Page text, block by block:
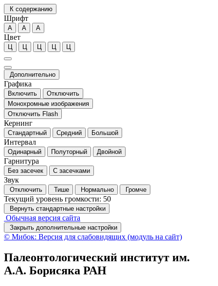
К содержанию
Шрифт
А А А
Цвет
Ц Ц Ц Ц Ц
Дополнительно
Графика
Включить
Отключить
Монохромные изображения
Отключить Flash
Кернинг
Стандартный Средний Большой
Интервал
Одинарный Полуторный Двойной
Гарнитура
Без засечек С засечками
Звук
Отключить Тише Нормально Громче
Текущий уровень громкости: 50
Вернуть стандартные настройки
Обычная версия сайта
Закрыть дополнительные настройки
© Мибок: Версия для слабовидящих (модуль на сайт)
Палеонтологический институт им.
А.А. Борисяка РАН